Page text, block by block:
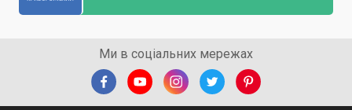
Ми в соціальних мережах